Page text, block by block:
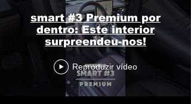
smart #3 Premium por
dentro: Este interior
surpreendeu-nos!
Reproduzir vídeo